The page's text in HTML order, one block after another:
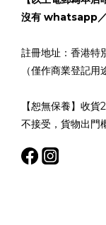
沒有 whatsapp／
註冊地址：香港特
（僅作商業登記用
【恕無保養】收
不接受，貨物出門